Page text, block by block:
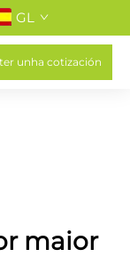
GL
unha cotización
maior